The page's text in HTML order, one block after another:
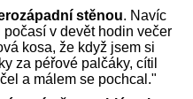
stěnou. Navíc
v devět hodin večer
kosa, že když jsem si
za péřové palčáky, cítil
a málem se pochcal."